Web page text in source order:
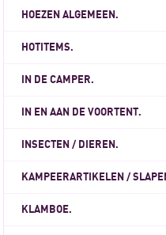
HOEZEN ALGEMEEN.
HOTITEMS.
IN DE CAMPER.
IN EN AAN DE VOORTENT.
INSECTEN / DIEREN.
KAMPEERARTIKELEN /
KLAMBOE.